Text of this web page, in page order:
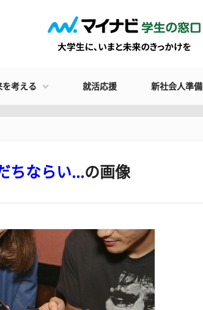
を考える 就活応援 新社会人準備
ちならい...の画像